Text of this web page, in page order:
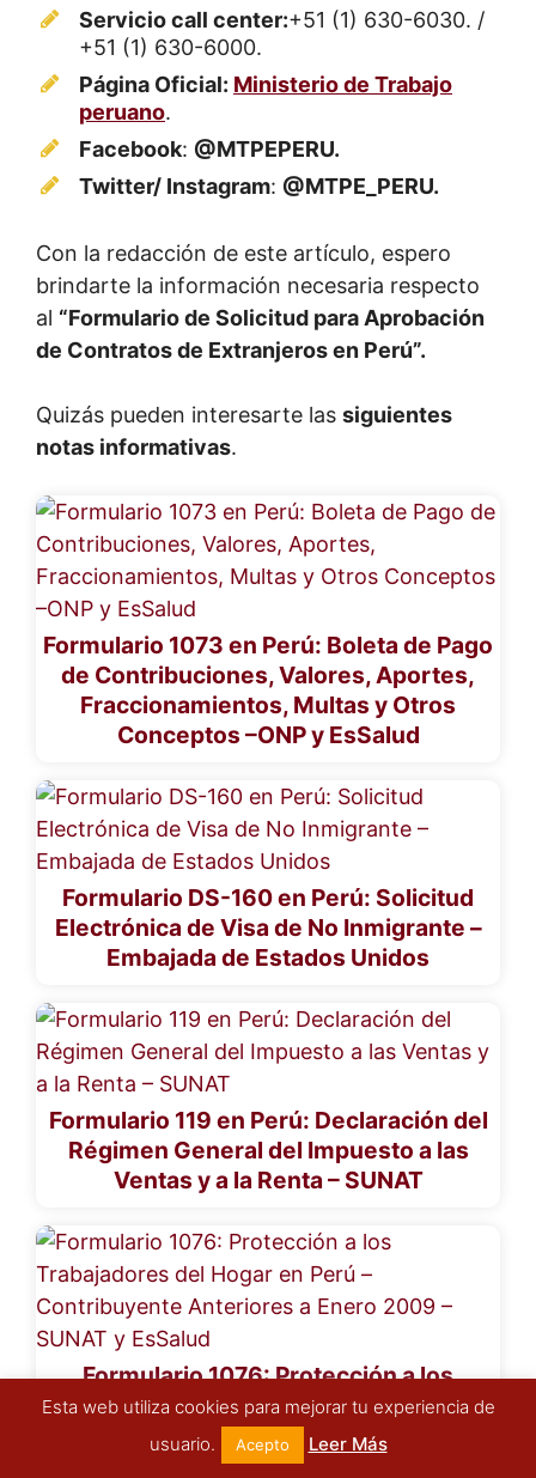
Servicio call center:+51 (1) 630-6030. /
+51 (1) 630-6000.
Página Oficial: Ministerio de Trabajo
peruano.
Facebook: @MTPEPERU.
Twitter/ Instagram: @MTPE_PERU.
Con la redacción de este artículo, espero
brindarte la información necesaria respecto
al “Formulario de Solicitud para Aprobación
de Contratos de Extranjeros en Perú”.
Quizás pueden interesarte las siguientes
notas informativas.
Formulario 1073 en Perú: Boleta de Pago
de Contribuciones, Valores, Aportes,
Fraccionamientos, Multas y Otros
Conceptos –ONP y EsSalud
Formulario DS-160 en Perú: Solicitud
Electrónica de Visa de No Inmigrante –
Embajada de Estados Unidos
Formulario 119 en Perú: Declaración del
Régimen General del Impuesto a las
Ventas y a la Renta – SUNAT
Formulario 1076: Protección a los
Trabajadores del Hogar en Perú –
Contribuyente Anteriores a Enero 2009 –
SUNAT y EsSalud
Esta web utiliza cookies para mejorar tu experiencia de
usuario.
Acepto Leer Más